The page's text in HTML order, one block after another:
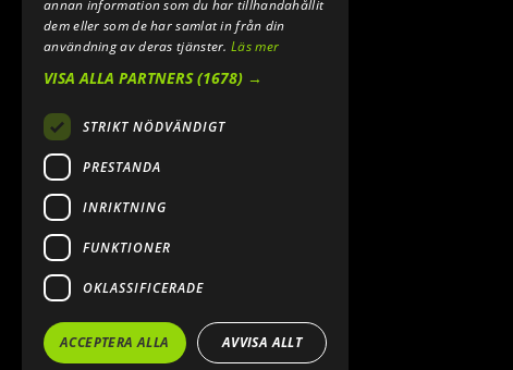
annan information som du har tillhandahållit
dem eller som de har samlat in från din
användning av deras tjänster.Läs mer
VISA ALLA PARTNERS(1678) →
STRIKT NÖDVÄNDIGT
PRESTANDA
INRIKTNING
FUNKTIONER
OKLASSIFICERADE
ACCEPTERA ALLA AVVISA ALLT